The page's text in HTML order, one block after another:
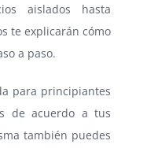
aislados hasta
te explicarán cómo
a paso.
para principiantes
de acuerdo a tus
también puedes